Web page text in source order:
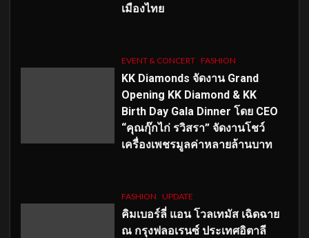
เมืองไทย
EVENT & CONCERT FASHION
KK Diamonds จัดงาน Grand
Opening KK Diamond & KK
Birth Day Gala Dinner โดย CEO
“คุณกุ๊กไก่ รวิสรา” จัดงานโชว์
เครื่องเพชรมูลค่าหลายล้านบาท
FASHION UPDATE
คิมเบอร์ลี่ แอน โวลเทมัส เฉิดฉาย
ณ กรุงฟลอเรนซ์ ประเทศอิตาลี